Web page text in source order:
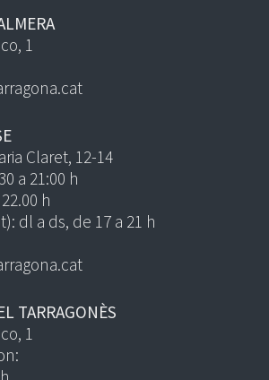
1
Claret, 12-14
a 21:00 h
h
dl a ds, de 17 a 21 h
TARRAGONÈS
1